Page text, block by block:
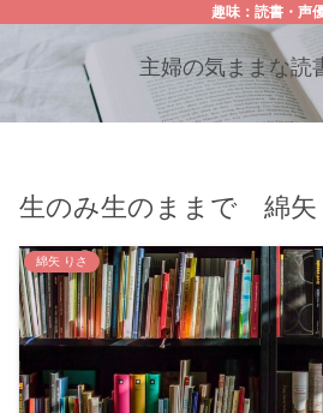
趣味：読書・声
主婦の気ままな読
生のみ生のままで 綿矢
綿矢 りさ